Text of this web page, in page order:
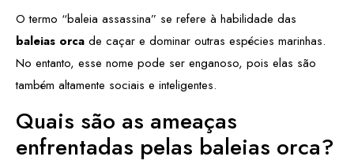
O termo “baleia assassina” se refere à habilidade das
baleias orca de caçar e dominar outras espécies marinhas.
No entanto, esse nome pode ser enganoso, pois elas são
também altamente sociais e inteligentes.
Quais são as ameaças
enfrentadas pelas baleias orca?